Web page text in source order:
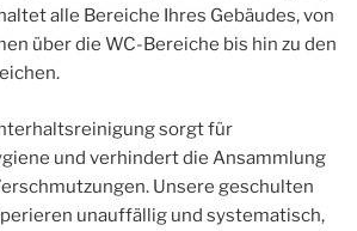
alle Bereiche Ihres Gebäudes, von
über die WC-Bereiche bis hin zu den
sorgt für
und verhindert die Ansammlung
Unsere geschulten
unauffällig und systematisch,